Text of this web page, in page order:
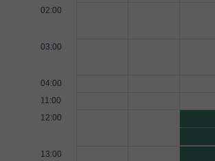
02:00
03:00
04:00
11:00
12:00
13:00